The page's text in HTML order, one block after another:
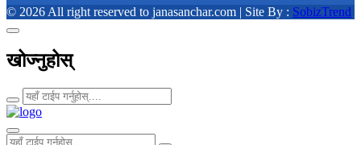
© 2026 All right reserved to janasanchar.com | Site By : SobizTrend
खोज्नुहोस्